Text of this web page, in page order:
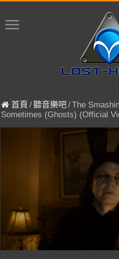
首頁 /聽音樂吧/The
Sometimes (Ghosts) (Official